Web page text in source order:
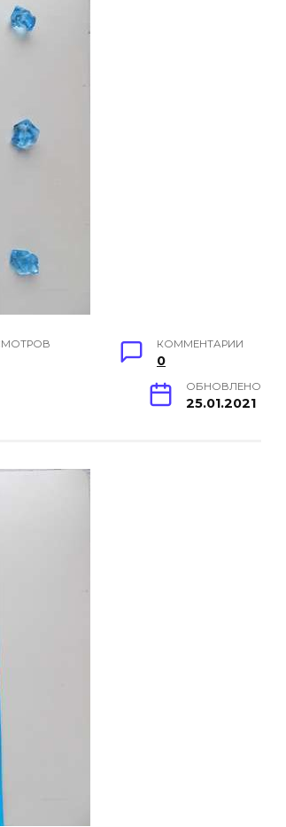
КОММЕНТАРИИ
0
ОБНОВЛЕНО
25.01.2021